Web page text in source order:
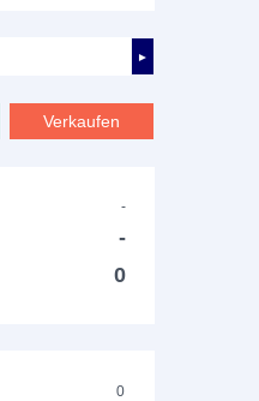
►
Verkaufen
-
-
0
0